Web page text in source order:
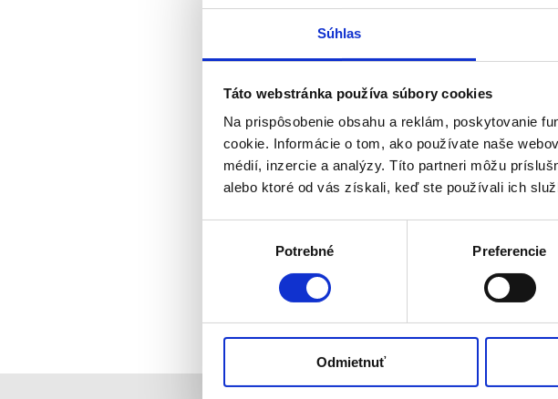
Súhlas
Táto webstránka používa súbory cookies
Na prispôsobenie obsahu a reklám, poskytovanie
cookie. Informácie o tom, ako používate naše
médií, inzercie a analýzy. Títo partneri môžu
alebo ktoré od vás získali, keď ste používali ich
Potrebné Preferencie
Odmietnuť
Ceníme si
Spojenie
partnerstvo